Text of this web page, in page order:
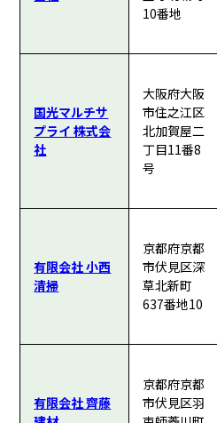
10番地
国光マルチサ
プライ 株式会
社
大阪府大阪
市住之江区
北加賀屋二
丁目11番8
号
有限会社 小西
清掃
京都府京都
市伏見区深
草北新町
637番地10
有限会社 齊藤
京都府京都
市伏見区羽